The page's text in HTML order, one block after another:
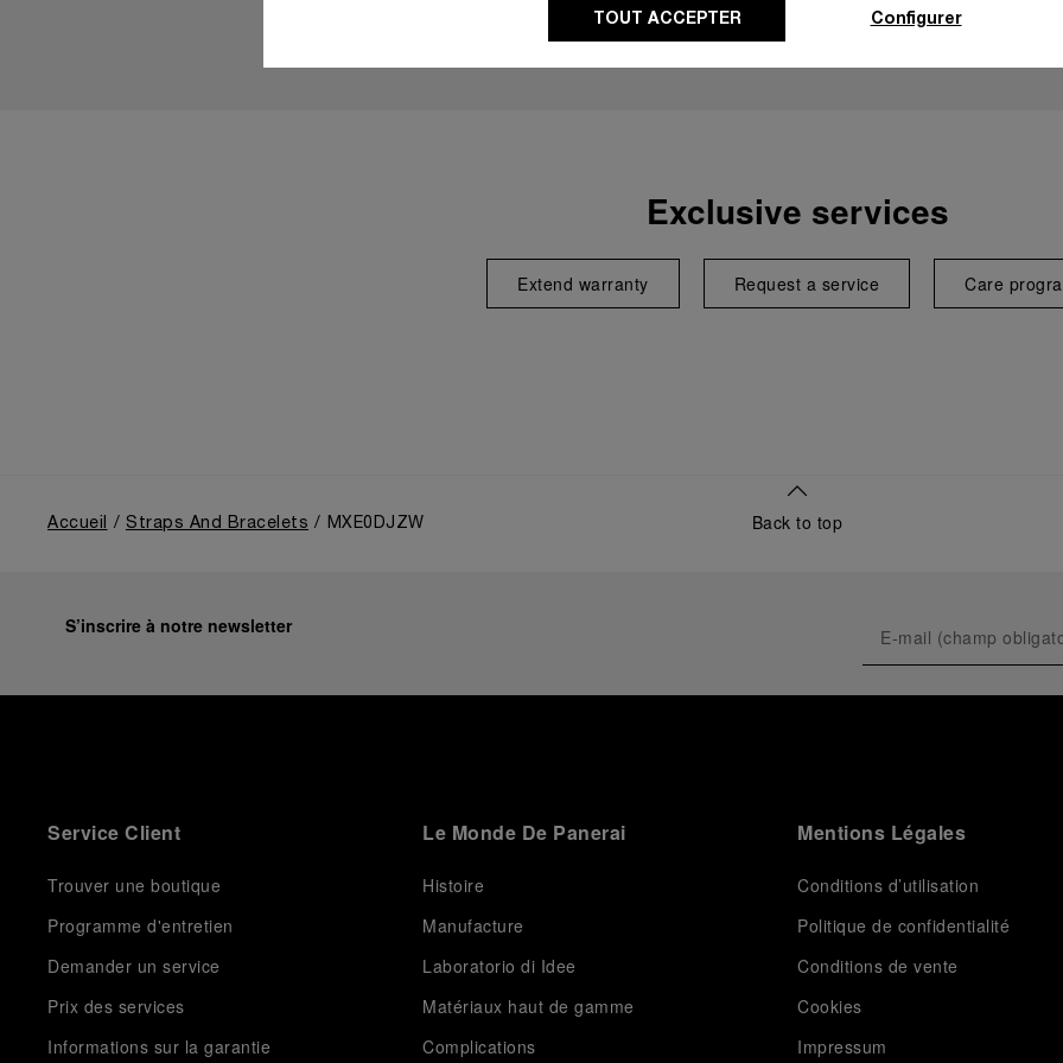
Exclusive services
Extend warranty Request a service Care
Accueil Straps And Bracelets MXE0DJZW Back to top
S’inscrire à notre newsletter
Service Client
Trouver une boutique
Programme d'entretien
Demander un service
Prix des services
Informations sur la garantie
Le Monde De Panerai
Histoire
Manufacture
Laboratorio di Idee
Matériaux haut de gamme
Complications
Mentions Légales
Conditions d’utilisation
Politique de confidentialité
Conditions de vente
Cookies
Impressum
TOUT ACCEPTER Configurer